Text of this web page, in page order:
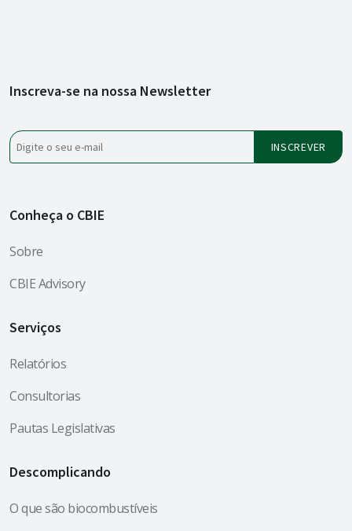
Inscreva-se na nossa Newsletter
Conheça o CBIE
Sobre
CBIE Advisory
Serviços
Relatórios
Consultorias
Pautas Legislativas
Descomplicando
O que são biocombustíveis